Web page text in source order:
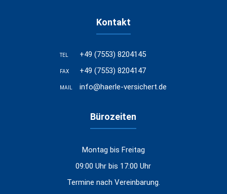
Kontakt
TEL +49 (7553) 8204145
FAX +49 (7553) 8204147
MAIL info@haerle-versichert.de
Bürozeiten
Montag bis Freitag
09:00 Uhr bis 17:00 Uhr
Termine nach Vereinbarung.